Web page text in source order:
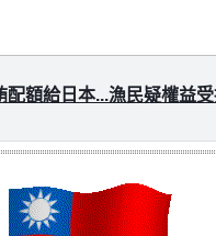
配額給日本...漁民疑權益
業會委員會」（WCPFC）
。今漁業署（8日）特別召開